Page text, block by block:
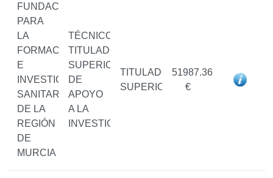
FUNDACIÓN
PARA
LA
FORMACIÓN
E
INVESTIGACIÓN
SANITARIAS
DE LA
REGIÓN
DE
MURCIA
TÉCNICO/A
TITULADO/A
SUPERIOR
DE
APOYO
A LA
INVESTIGACIÓN
TITULADO/A
SUPERIOR
51987.36
€